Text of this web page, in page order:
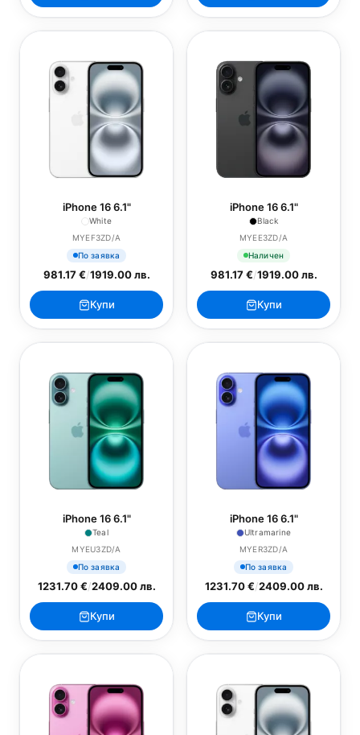
iPhone 16 6.1"
White
MYEF3ZD/A
По заявка
981.17 €/1919.00 лв.
Купи
iPhone 16 6.1"
Black
MYEE3ZD/A
Наличен
981.17 €/1919.00 лв.
Купи
iPhone 16 6.1"
Teal
MYEU3ZD/A
По заявка
1231.70 €/2409.00 лв.
Купи
iPhone 16 6.1"
Ultramarine
MYER3ZD/A
По заявка
1231.70 €/2409.00 лв.
Купи